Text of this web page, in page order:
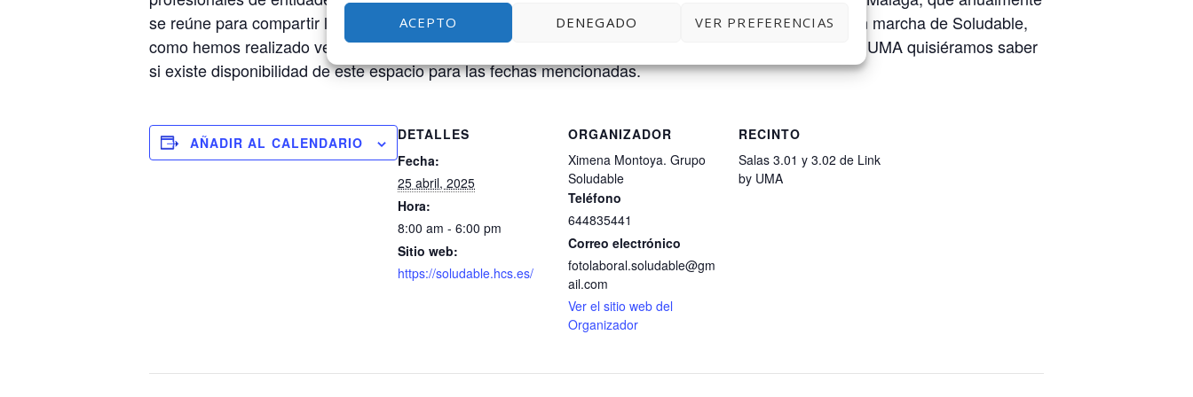
ACEPTO DENEGADO VER PREFERENCIAS
se reúne para compartir las novedades del proyecto. Este año celebramos los 5 años de la puesta en marcha de Soludable,
como hemos realizado versiones de este evento en años pasados en el salón de actos del Link de la UMA quisiéramos saber
si existe disponibilidad de este espacio para las fechas mencionadas.
AÑADIR AL CALENDARIO
DETALLES
Fecha:
25 abril, 2025
Hora:
8:00 am - 6:00 pm
Sitio web:
https://soludable.hcs.es/
ORGANIZADOR
Ximena Montoya. Grupo
Soludable
Teléfono
644835441
Correo electrónico
fotolaboral.soludable@gm
ail.com
Ver el sitio web del
Organizador
RECINTO
Salas 3.01 y 3.02 de Link
by UMA